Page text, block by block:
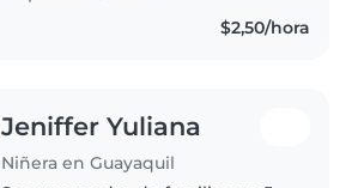
$2,50/hora
Jeniffer Yuliana
Niñera en Guayaquil